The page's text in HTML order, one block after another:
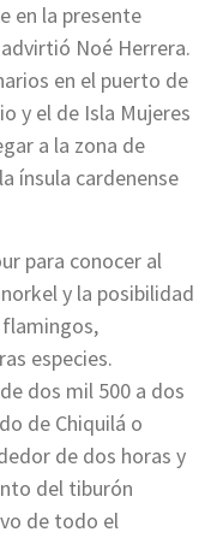
en la presente
Noé Herrera.
en el puerto de
y el de Isla Mujeres
a la zona de
ínsula cardenense
para conocer al
y la posibilidad
especies.
dos mil 500 a dos
de Chiquilá o
de dos horas y
del tiburón
de todo el